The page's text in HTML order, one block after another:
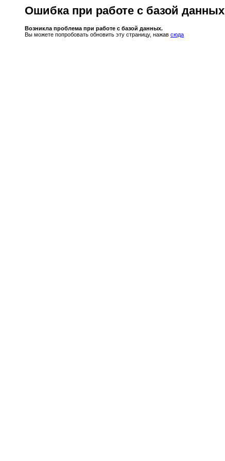
Ошибка при работе с базой данных
Возникла проблема при работе с базой данных.
Вы можете попробовать обновить эту страницу, нажав сюда